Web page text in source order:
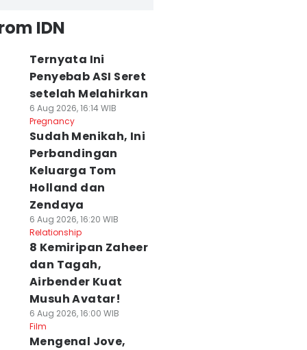
IDN
Ternyata Ini
Penyebab ASI Seret
setelah Melahirkan
6 Aug 2026, 16:14 WIB
Pregnancy
Sudah Menikah, Ini
Perbandingan
Keluarga Tom
Holland dan
Zendaya
6 Aug 2026, 16:20 WIB
Relationship
8 Kemiripan Zaheer
dan Tagah,
Airbender Kuat
Musuh Avatar!
6 Aug 2026, 16:00 WIB
Film
Mengenal Jove,